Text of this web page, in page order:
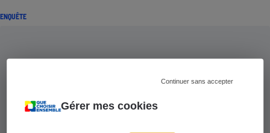
Gérer mes cookies
Continuer sans accepter
ENQUÊTE